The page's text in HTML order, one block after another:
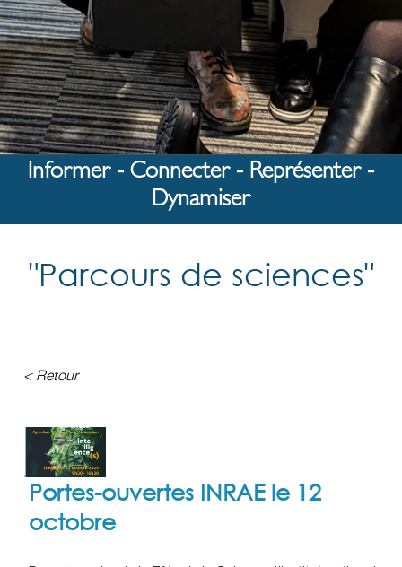
Informer - Connecter - Représenter -
Dynamiser
"Parcours de sciences"
< Retour
Portes-ouvertes INRAE le 12
octobre